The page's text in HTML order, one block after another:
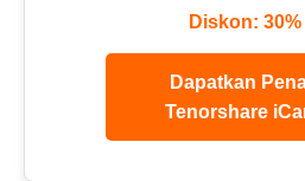
Diskon: 30%
Dapatkan
Tenorshare